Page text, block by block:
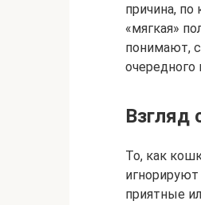
причина,
«мягкая»
понимают,
очередного
Взгляд
То, как
приятные